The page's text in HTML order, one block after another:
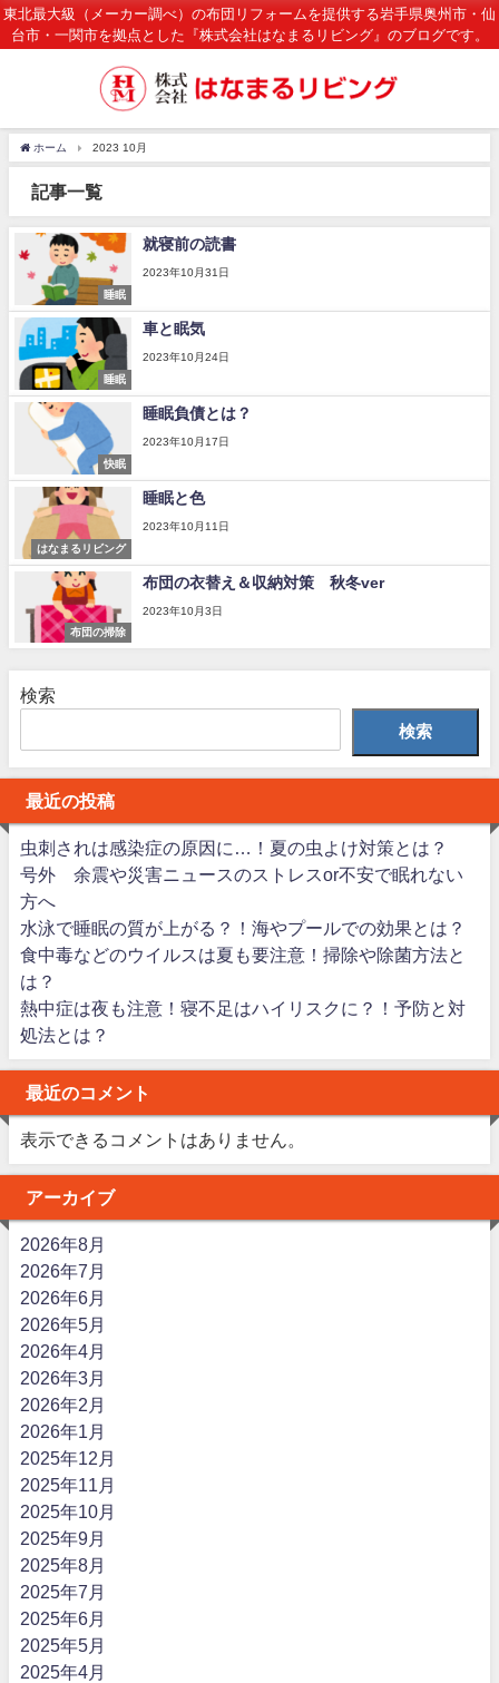
東北最大級（メーカー調べ）の布団リフォームを提供する岩手県奥州市・仙
台市・一関市を拠点とした『株式会社はなまるリビング』のブログです。
ホーム 2023 10月
記事一覧
睡眠
就寝前の読書
2023年10月31日
睡眠
車と眠気
2023年10月24日
快眠
睡眠負債とは？
2023年10月17日
はなまるリビング
睡眠と色
2023年10月11日
布団の掃除
布団の衣替え＆収納対策 秋冬ver
2023年10月3日
検索
検索
最近の投稿
虫刺されは感染症の原因に…！夏の虫よけ対策とは？
号外 余震や災害ニュースのストレスor不安で眠れない
方へ
水泳で睡眠の質が上がる？！海やプールでの効果とは？
食中毒などのウイルスは夏も要注意！掃除や除菌方法と
は？
熱中症は夜も注意！寝不足はハイリスクに？！予防と対
処法とは？
最近のコメント
表示できるコメントはありません。
アーカイブ
2026年8月
2026年7月
2026年6月
2026年5月
2026年4月
2026年3月
2026年2月
2026年1月
2025年12月
2025年11月
2025年10月
2025年9月
2025年8月
2025年7月
2025年6月
2025年5月
2025年4月